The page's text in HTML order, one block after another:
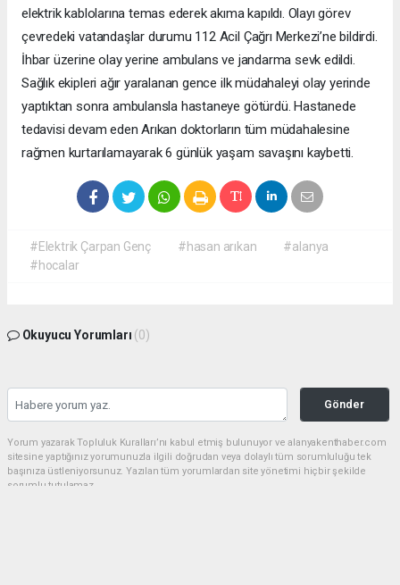
elektrik kablolarına temas ederek akıma kapıldı. Olayı görev
çevredeki vatandaşlar durumu 112 Acil Çağrı Merkezi’ne bildirdi.
İhbar üzerine olay yerine ambulans ve jandarma sevk edildi.
Sağlık ekipleri ağır yaralanan gence ilk müdahaleyi olay yerinde
yaptıktan sonra ambulansla hastaneye götürdü. Hastanede
tedavisi devam eden Arıkan doktorların tüm müdahalesine
rağmen kurtarılamayarak 6 günlük yaşam savaşını kaybetti.
#Elektrik Çarpan Genç #hasan arıkan
#alanya
#hocalar
Okuyucu Yorumları (0)
Gönder
Yorum yazarak Topluluk Kuralları’nı kabul etmiş bulunuyor ve alanyakenthaber.com
sitesine yaptığınız yorumunuzla ilgili doğrudan veya dolaylı tüm sorumluluğu tek
başınıza üstleniyorsunuz. Yazılan tüm yorumlardan site yönetimi hiçbir şekilde
sorumlu tutulamaz.